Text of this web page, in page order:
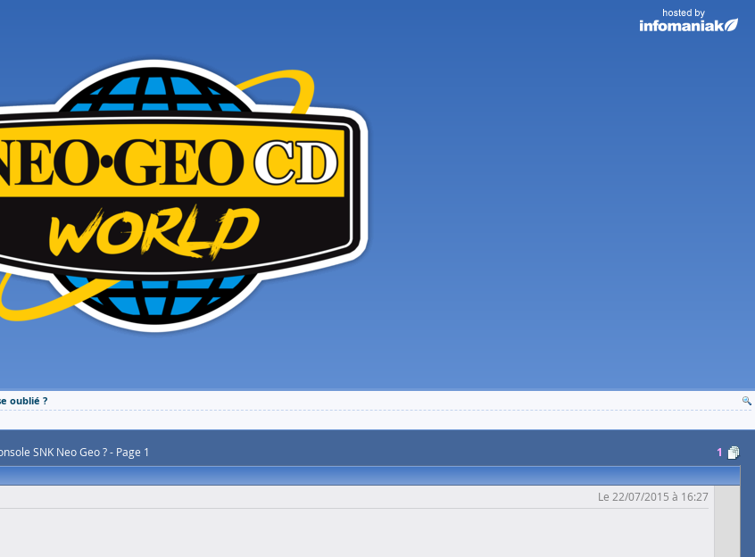
oublié ?
SNK Neo Geo ? - Page 1
1
Le 22/07/2015 à 16:27